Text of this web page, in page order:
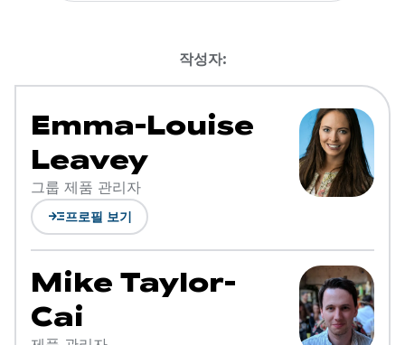
작성자:
Emma-Louise
Leavey
그룹 제품 관리자
read_more프로필 보기
Mike Taylor-
Cai